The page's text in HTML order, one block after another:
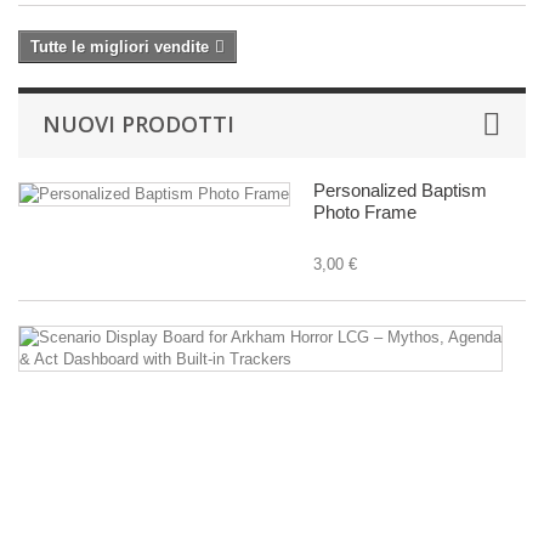
Tutte le migliori vendite
NUOVI PRODOTTI
Personalized Baptism
Photo Frame
3,00 €